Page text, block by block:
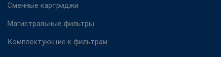
Сменные картриджи
Магистральные фильтры
Комплектующие к фильтрам